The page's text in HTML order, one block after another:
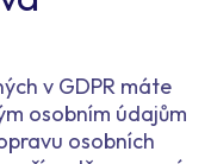
v GDPR máte
osobním údajům
osobních